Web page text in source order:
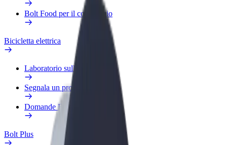
Bolt Food per il commercio
Bicicletta elettrica
Laboratorio sulla Sicurezza
Segnala un problema
Domande Frequenti
Bolt Plus